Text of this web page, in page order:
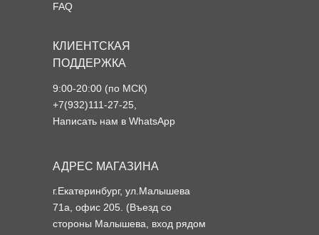
FAQ
КЛИЕНТСКАЯ
ПОДДЕРЖКА
АДРЕС МАГАЗИНА
г.Екатеринбург, ул.Малышева
71а, офис 205. (Въезд со
стороны Малышева, вход рядом
9:00-20:00 (по МСК)
+7(932)111-27-25,
Написать нам в WhatsApp